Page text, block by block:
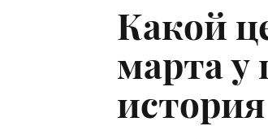
Какой
марта у